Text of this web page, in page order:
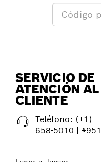
SERVICIO DE
ATENCIÓN AL
CLIENTE
Teléfono: (+1)
658-5010 | #951